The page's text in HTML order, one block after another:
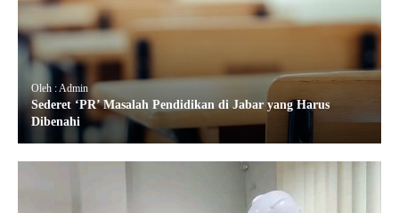
Oleh : Admin
Sederet ‘PR’ Masalah Pendidikan di Jabar yang Harus
Dibenahi